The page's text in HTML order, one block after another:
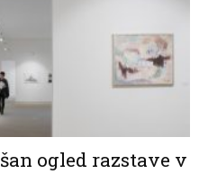
ogled razstave v